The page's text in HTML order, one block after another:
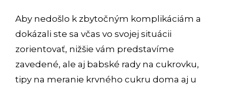
Aby nedošlo k zbytočným komplikáciám a
dokázali ste sa včas vo svojej situácii
zorientovať, nižšie vám predstavíme
zavedené, ale aj babské rady na cukrovku,
tipy na meranie krvného cukru doma aj u